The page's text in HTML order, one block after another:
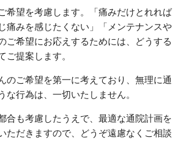
希望を考慮します。「痛みだけとれれば
痛みを感じたくない」「メンテナンスや
ご希望にお応えするためには、どうする
ご提案します。
のご希望を第一に考えており、無理に通
な行為は、一切いたしません。
合も考慮したうえで、最適な通院計画を
ただきますので、どうぞ遠慮なくご相談